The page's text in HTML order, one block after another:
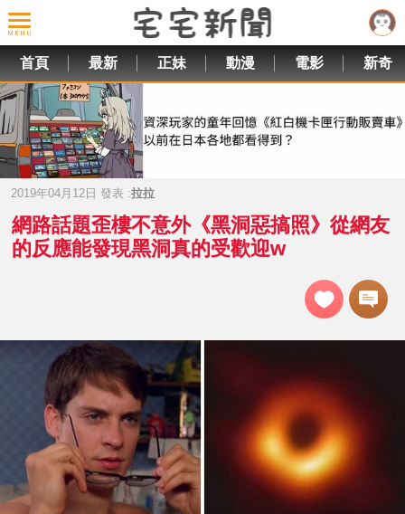
首頁 最新 正妹 動漫 電影 新奇
2019年04月12日 發表 :拉拉
網路話題歪樓不意外《黑洞惡搞照》從網友
的反應能發現黑洞真的受歡迎w